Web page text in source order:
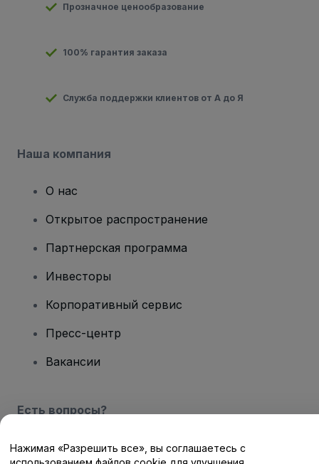
Прозначное ценообразование
100% гарантия заказа
Служба поддержки клиентов от А до Я
Наша компания
О нас
Открытое распространение
Партнерская программа
Инвесторы
Корпоративный сервис
Пресс-центр
Вакансии
Есть вопросы?
Центр помощи / Свяжитесь с нами
Нажимая «Разрешить все», вы соглашаетесь с